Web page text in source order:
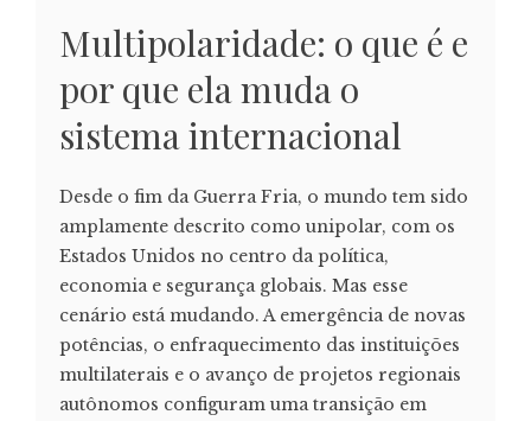
Multipolaridade: o que é e
por que ela muda o
sistema internacional
Desde o fim da Guerra Fria, o mundo tem sido
amplamente descrito como unipolar, com os
Estados Unidos no centro da política,
economia e segurança globais. Mas esse
cenário está mudando. A emergência de novas
potências, o enfraquecimento das instituições
multilaterais e o avanço de projetos regionais
autônomos configuram uma transição em